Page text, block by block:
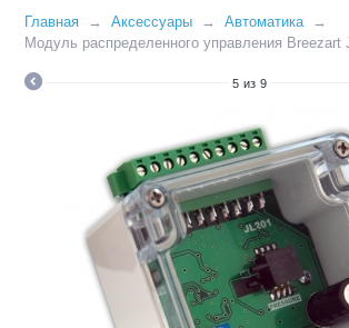
Главная Аксессуары
Автоматика
Модуль распределенного управления Breezart
5 из 9